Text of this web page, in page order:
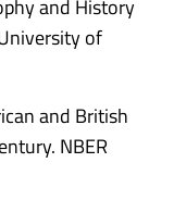
and History
of
and British
NBER